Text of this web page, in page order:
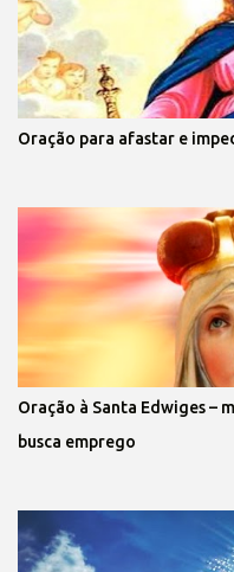
Oração para afastar e
Oração à Santa Edwiges –
busca emprego